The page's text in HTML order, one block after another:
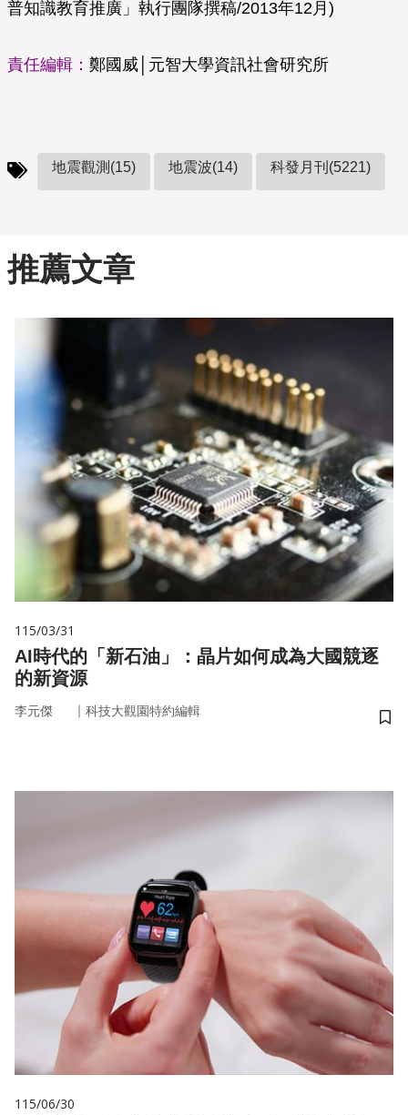
普知識教育推廣」執行團隊撰稿/2013年12月)
責任編輯： 鄭國威│元智大學資訊社會研究所
地震觀測(15) 地震波(14) 科發月刊(5221)
推薦文章
115/03/31
AI時代的「新石油」：晶片如何成為大國競逐
的新資源
李元傑 ｜ 科技大觀園特約編輯
儲
115/06/30